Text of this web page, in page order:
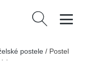
Vyhledávání
postele / Postel
I